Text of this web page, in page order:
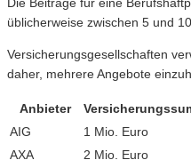
üblicherweise zwischen 5 und
Versicherungsgesellschaften
daher, mehrere Angebote
Anbieter
AIG
1 Mio. Euro
AXA
2 Mio. Euro